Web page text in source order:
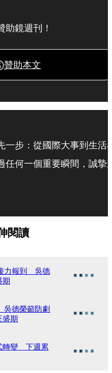
鏡週刊！
贊助本文
一步：從國際大事到生活
任何一個重要瞬間，誠摯
閱讀
力報到 吳德
期
德榮籲防劇
盛期
轉變 下週累